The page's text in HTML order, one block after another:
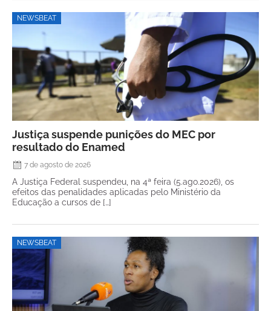
NEWSBEAT
Justiça suspende punições do MEC por
resultado do Enamed
7 de agosto de 2026
A Justiça Federal suspendeu, na 4ª feira (5.ago.2026), os
efeitos das penalidades aplicadas pelo Ministério da
Educação a cursos de […]
NEWSBEAT